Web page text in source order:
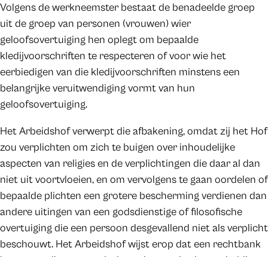
Volgens de werkneemster bestaat de benadeelde groep
uit de groep van personen (vrouwen) wier
geloofsovertuiging hen oplegt om bepaalde
kledijvoorschriften te respecteren of voor wie het
eerbiedigen van die kledijvoorschriften minstens een
belangrijke veruitwendiging vormt van hun
geloofsovertuiging.
Het Arbeidshof verwerpt die afbakening, omdat zij het Hof
zou verplichten om zich te buigen over inhoudelijke
aspecten van religies en de verplichtingen die daar al dan
niet uit voortvloeien, en om vervolgens te gaan oordelen of
bepaalde plichten een grotere bescherming verdienen dan
andere uitingen van een godsdienstige of filosofische
overtuiging die een persoon desgevallend niet als verplicht
beschouwt. Het Arbeidshof wijst erop dat een rechtbank